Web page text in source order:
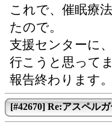
これで、催眠療
たので。
支援センターに
行こうと思ってま
報告終わります。
[#42670] Re:アスペル